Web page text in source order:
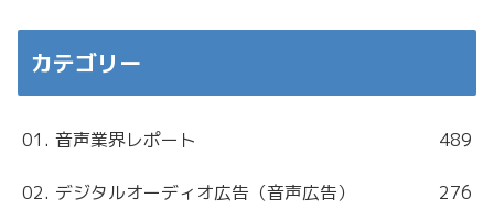
カテゴリー
01. 音声業界レポート 489
02. デジタルオーディオ広告（音声広告） 276